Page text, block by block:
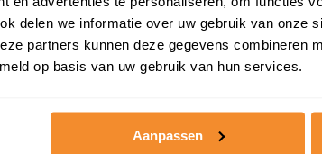
delen we informatie over uw gebruik van onze
partners kunnen deze gegevens combineren
op basis van uw gebruik van hun services.
Aanpassen
110 m2 108 m2
3.820 m2